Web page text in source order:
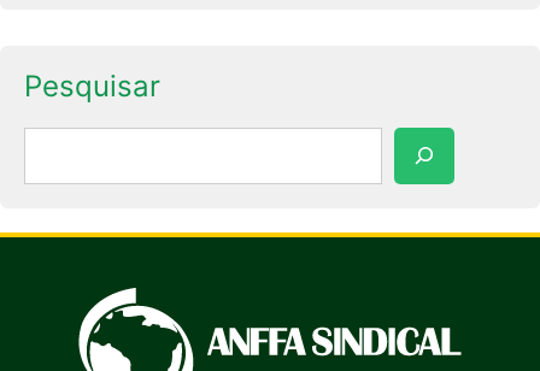
Pesquisar